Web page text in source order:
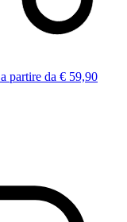
a partire da € 59,90